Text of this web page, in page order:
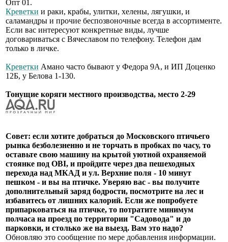
Опт 01.
Креветки и раки, крабы, улитки, хелены, лягушки, и
саламандры и прочие беспозвоночные всегда в ассортименте.
Если вас интересуют конкретные виды, лучше
договариваться с Вячеславом по телефону. Телефон дам
только в личке.
Креветки Амано часто бывают у Федора 9А, и ИП Доценко
12Б, у Белова 1-130.
Тонущие коряги местного производства, место 2-29
Совет: если хотите добраться до Московского птичьего
рынка безболезненно и не торчать в пробках по часу, то
оставьте свою машину на крытой уютной охраняемой
стоянке под OBI, и пройдите через два пешеходных
перехода над МКАД и ул. Верхние поля - 10 минут
пешком - и вы на птичке. Уверяю вас - вы получите
дополнительный заряд бодрости, посмотрите на лес и
избавитесь от лишних калорий. Если же попробуете
припарковаться на птичке, то потратите минимум
полчаса на проезд по территории "Садовода" и до
парковки, и столько же на выезд. Вам это надо?
Обновляю это сообщение по мере добавления информации.